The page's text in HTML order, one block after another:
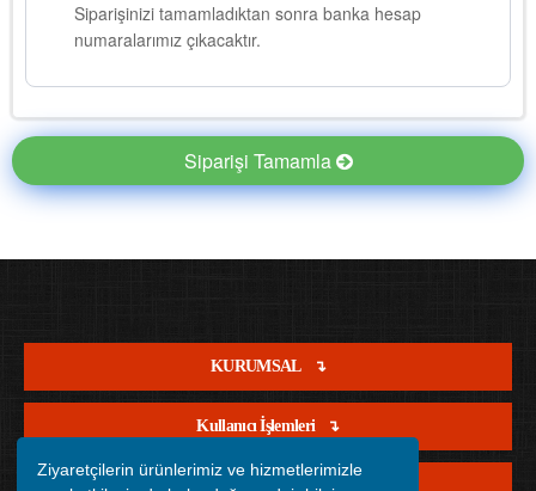
Ziyaretçilerin ürünlerimiz ve hizmetlerimizle
Siparişinizi tamamladıktan sonra banka hesap
numaralarımız çıkacaktır.
Siparişi Tamamla
KURUMSAL
Kullanıcı İşlemleri
Satış İşlemleri